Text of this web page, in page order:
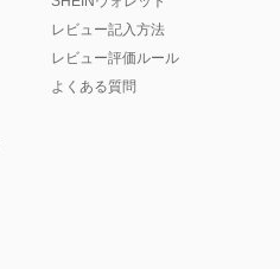
レビュー記入方法
レビュー評価ルール
よくある質問